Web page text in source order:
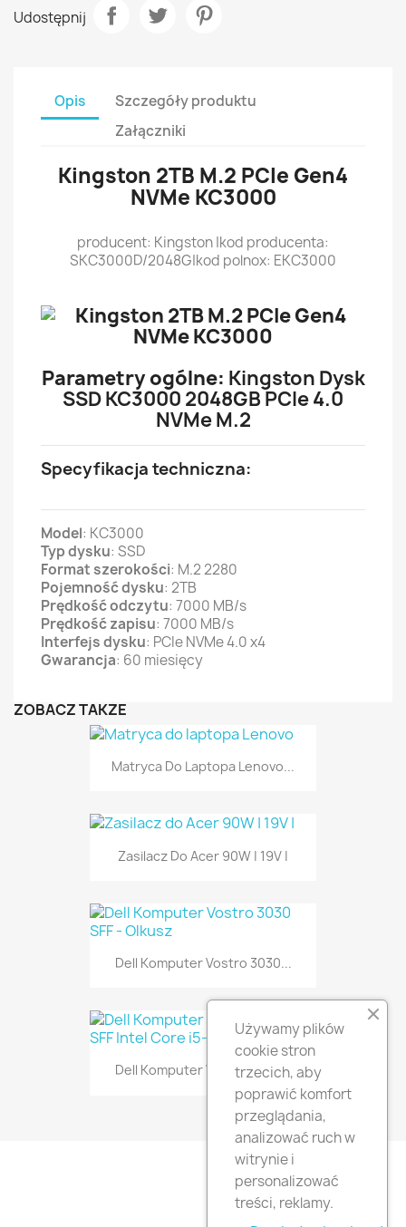
Udostępnij
Opis
Szczegóły produktu
Załączniki
Kingston 2TB M.2 PCIe Gen4
NVMe KC3000
producent: Kingston |kod producenta:
SKC3000D/2048G|kod polnox: EKC3000
Parametry ogólne: Kingston Dysk
SSD KC3000 2048GB PCIe 4.0
NVMe M.2
Specyfikacja techniczna:
Model: KC3000
Typ dysku: SSD
Format szerokości: M.2 2280
Pojemność dysku: 2TB
Prędkość odczytu: 7000 MB/s
Prędkość zapisu: 7000 MB/s
Interfejs dysku: PCIe NVMe 4.0 x4
Gwarancja: 60 miesięcy
ZOBACZ TAKŻE
Matryca Do Laptopa Lenovo...
Zasilacz Do Acer 90W | 19V |
Dell Komputer Vostro 3030...
Dell Komputer Vostro 3030...
Używamy plików
cookie stron
trzecich, aby
poprawić komfort
przeglądania,
analizować ruch w
witrynie i
personalizować
treści, reklamy.